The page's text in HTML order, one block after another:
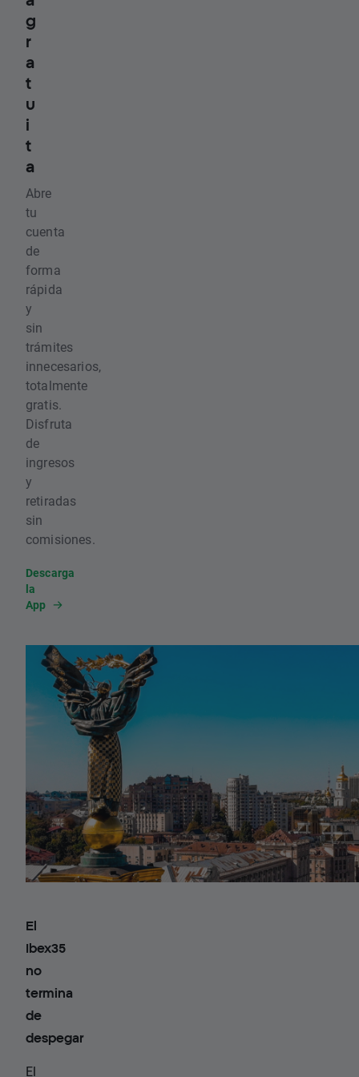
g
r
a
t
u
i
t
a
Abre
tu
cuenta
de
forma
rápida
y
sin
trámites
innecesarios,
totalmente
gratis.
Disfruta
de
ingresos
y
retiradas
sin
comisiones.
Descarga
la
App
El
Ibex35
no
termina
de
despegar
El